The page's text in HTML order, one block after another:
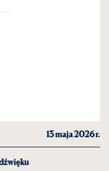
13 maja 2026 r.